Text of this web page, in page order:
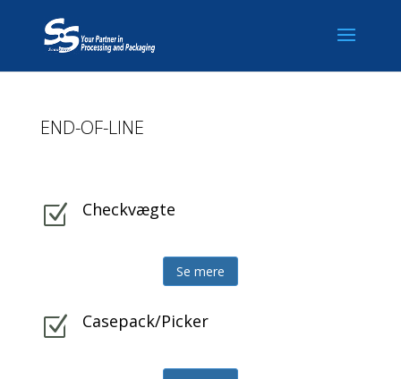
END-OF-LINE
Z Checkvægte
Se mere
Z Casepack/Picker